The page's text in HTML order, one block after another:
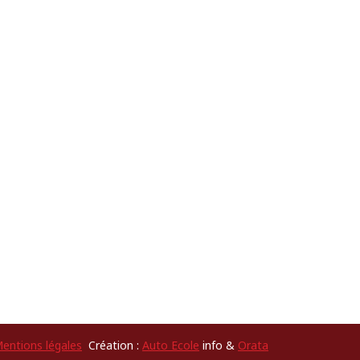
légales Création : Auto Ecole info & Orata